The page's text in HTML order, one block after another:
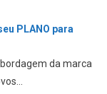
PLANO para
da marca